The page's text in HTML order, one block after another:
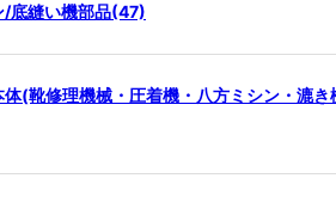
/底縫い機部品(47)
体(靴修理機械・圧着機・八方ミシン・漉き